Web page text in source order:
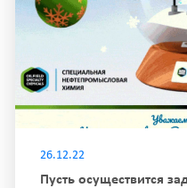
26.12.22
Пусть осуществится